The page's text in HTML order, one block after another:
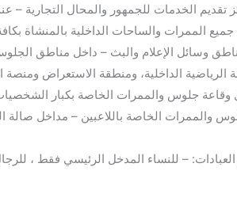
تقديم الخدمات للجمهور والمحال التجارية
الممرات والساحات الداخلية بالمنشاة
وسائل الإعلام والبث – داخل مناطق الجلوس
الرياضية الداخلية، ومنطقة الاستعراض
وقاعة جلوس والممرات الخاصة بكبار
والممرات الخاصة باللاعبين – مداخل صالة
– للنساء المدخل الرئيسي فقط ،